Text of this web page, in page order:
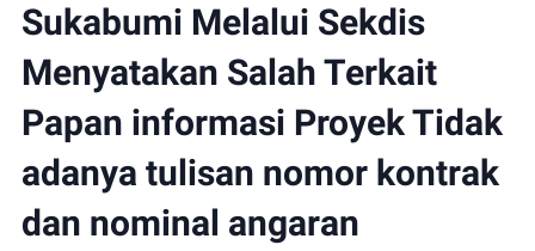
Sukabumi Melalui Sekdis
Menyatakan Salah Terkait
Papan informasi Proyek Tidak
adanya tulisan nomor kontrak
dan nominal angaran